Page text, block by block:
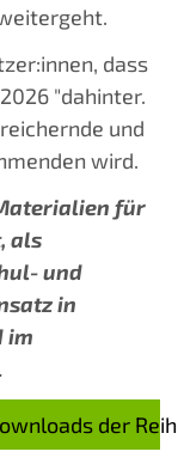
dass
"dahinter.
und
wird.
für
als
und
in
im
der